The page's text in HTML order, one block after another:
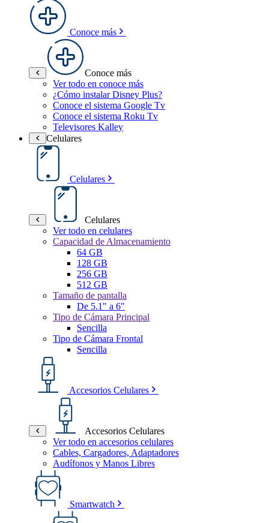
Conoce más
Conoce más
Ver todo en conoce más
¿Cómo instalar Disney Plus?
Conoce el sistema Google Tv
Conoce el sistema Roku Tv
Televisores Kalley
Celulares
Celulares
Celulares
Ver todo en celulares
Capacidad de Almacenamiento
64 GB
128 GB
256 GB
512 GB
Tamaño de pantalla
De 5.1" a 6"
Tipo de Cámara Principal
Sencilla
Tipo de Cámara Frontal
Sencilla
Accesorios Celulares
Accesorios Celulares
Ver todo en accesorios celulares
Cables, Cargadores, Adaptadores
Audífonos y Manos Libres
Smartwatch